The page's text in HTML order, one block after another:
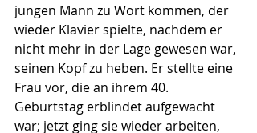
jungen Mann zu Wort kommen, der
wieder Klavier spielte, nachdem er
nicht mehr in der Lage gewesen war,
seinen Kopf zu heben. Er stellte eine
Frau vor, die an ihrem 40.
Geburtstag erblindet aufgewacht
war; jetzt ging sie wieder arbeiten,